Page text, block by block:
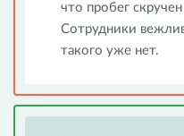
что пробег
Сотрудники
такого уже нет.